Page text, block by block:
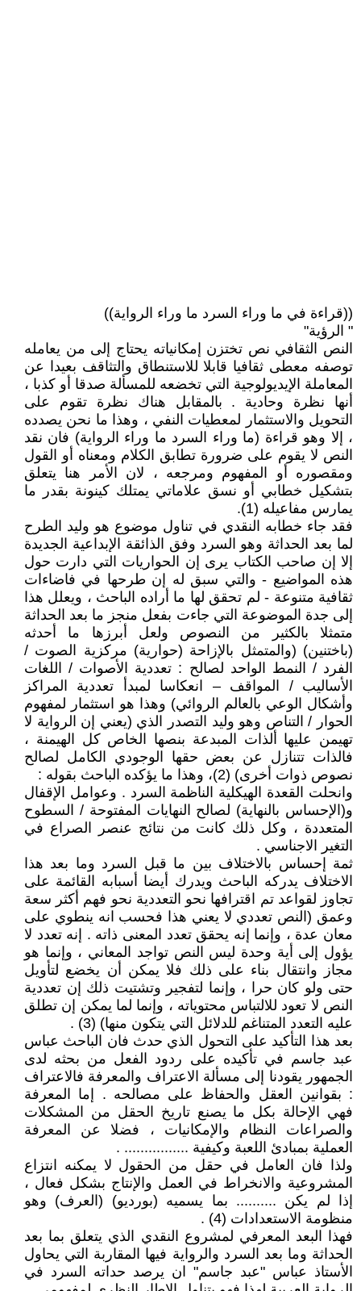
((قراءة في ما وراء السرد ما وراء الرواية))
" الرؤية"
النص الثقافي نص تختزن إمكانياته يحتاج إلى من يعامله
توصفه معطى ثقافيا قابلا للاستنطاق والتثاقف بعيدا عن
المعاملة الإيديولوجية التي تخضعه للمسألة صدقا أو كذبا ،
أنها نظرة وحادية . بالمقابل هناك نظرة تقوم على
التحويل والاستثمار لمعطيات النفي ، وهذا ما نحن يصدده
، إلا وهو قراءة (ما وراء السرد ما وراء الرواية) فان نقد
النص لا يقوم على ضرورة تطابق الكلام ومعناه أو القول
ومقصوره أو المفهوم ومرجعه ، لان الأمر هنا يتعلق
بتشكيل خطابي أو نسق علاماتي يمتلك كينونة بقدر ما
يمارس مفاعيله (1).
فقد جاء خطابه النقدي في تناول موضوع هو وليد الطرح
لما بعد الحداثة وهو السرد وفق الذائقة الإبداعية الجديدة
إلا إن صاحب الكتاب يرى إن الحواريات التي دارت حول
هذه المواضيع - والتي سبق له إن طرحها في فاضاءات
ثقافية متنوعة - لم تحقق لها ما أراده الباحث ، ويعلل هذا
إلى جدة الموضوعة التي جاءت بفعل منجز ما بعد الحداثة
متمثلا بالكثير من النصوص ولعل أبرزها ما أحدثه
(باختنين) (والمتمثل بالإزاحة (حوارية) مركزية الصوت /
الفرد / النمط الواحد لصالح : تعددية الأصوات / اللغات
الأساليب / المواقف – انعكاسا لمبدأ تعددية المراكز
وأشكال الوعي بالعالم الروائي) وهذا هو استثمار لمفهوم
الحوار / التناص وهو وليد التصدر الذي (يعني إن الرواية لا
تهيمن عليها ألذات المبدعة بنصها الخاص كل الهيمنة ،
فالذات تتنازل عن بعض حقها الوجودي الكامل لصالح
نصوص ذوات أخرى) (2)، وهذا ما يؤكده الباحث بقوله :
وانحلت القعدة الهيكلية الناظمة السرد . وعوامل الإقفال
و(الإحساس بالنهاية) لصالح النهايات المفتوحة / السطوح
المتعددة ، وكل ذلك كانت من نتائج عنصر الصراع في
التغير الاجناسي .
ثمة إحساس بالاختلاف بين ما قبل السرد وما بعد هذا
الاختلاف يدركه الباحث ويدرك أيضا أسبابه القائمة على
تجاوز لقواعد تم اقترافها نحو التعددية نحو فهم أكثر سعة
وعمق (النص تعددي لا يعني هذا فحسب انه ينطوي على
معان عدة ، وإنما إنه يحقق تعدد المعنى ذاته . إنه تعدد لا
يؤول إلى أية وحدة ليس النص تواجد المعاني ، وإنما هو
مجاز وانتقال بناء على ذلك فلا يمكن أن يخضع لتأويل
حتى ولو كان حرا ، وإنما لتفجير وتشتيت ذلك إن تعددية
النص لا تعود للالتباس محتوياته ، وإنما لما يمكن إن تطلق
عليه التعدد المتناغم للدلائل التي يتكون منها) (3) .
بعد هذا التأكيد على التحول الذي حدث فان الباحث عباس
عبد جاسم في تأكيده على ردود الفعل من بحثه لدى
الجمهور يقودنا إلى مسألة الاعتراف والمعرفة فالاعتراف
: بقوانين العقل والحفاظ على مصالحه . إما المعرفة
فهي الإحالة بكل ما يصنع تاريخ الحقل من المشكلات
والصراعات النظام والإمكانيات ، فضلا عن المعرفة
العملية بمبادئ اللعبة وكيفية ................ .
ولذا فان العامل في حقل من الحقول لا يمكنه انتزاع
المشروعية والانخراط في العمل والإنتاج بشكل فعال ،
إذا لم يكن .......... بما يسميه (بورديو) (العرف) وهو
منظومة الاستعدادات (4) .
فهذا البعد المعرفي لمشروع النقدي الذي يتعلق بما بعد
الحداثة وما بعد السرد والرواية فيها المقاربة التي يحاول
الأستاذ عباس "عبد جاسم" ان يرصد حداته السرد في